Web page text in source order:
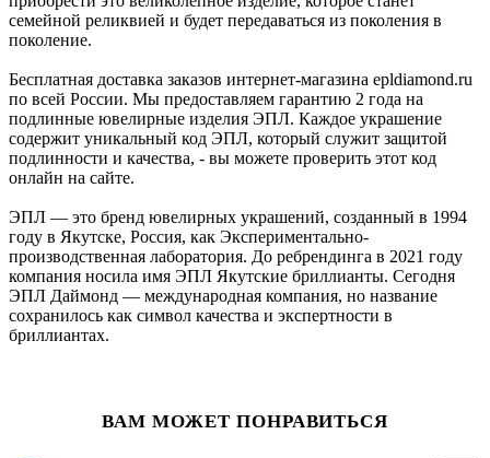
семейной реликвией и будет передаваться из поколения в
поколение.
Бесплатная доставка заказов интернет-магазина epldiamond.ru
по всей России. Мы предоставляем гарантию 2 года на
подлинные ювелирные изделия ЭПЛ. Каждое украшение
содержит уникальный код ЭПЛ, который служит защитой
подлинности и качества, - вы можете проверить этот код
онлайн на сайте.
ЭПЛ — это бренд ювелирных украшений, созданный в 1994
году в Якутске, Россия, как Экспериментально-
производственная лаборатория. До ребрендинга в 2021 году
компания носила имя ЭПЛ Якутские бриллианты. Сегодня
ЭПЛ Даймонд — международная компания, но название
сохранилось как символ качества и экспертности в
бриллиантах.
ВАМ МОЖЕТ ПОНРАВИТЬСЯ